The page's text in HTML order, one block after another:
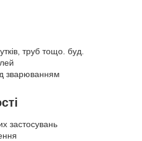
труб тощо. буд.
зварюванням
застосувань